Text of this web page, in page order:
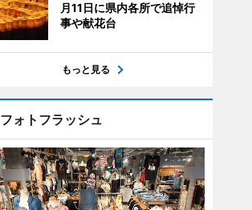
月11日に県内各所で追悼行
事や献花台
もっと見る
フォトフラッシュ